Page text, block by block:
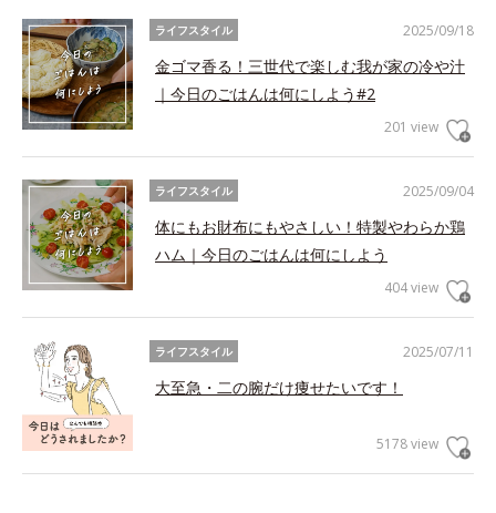
2025/09/18
ライフスタイル
金ゴマ香る！三世代で楽しむ我が家の冷や汁
｜今日のごはんは何にしよう#2
201 view
2025/09/04
ライフスタイル
体にもお財布にもやさしい！特製やわらか鶏
ハム｜今日のごはんは何にしよう
404 view
2025/07/11
ライフスタイル
大至急・二の腕だけ痩せたいです！
5178 view